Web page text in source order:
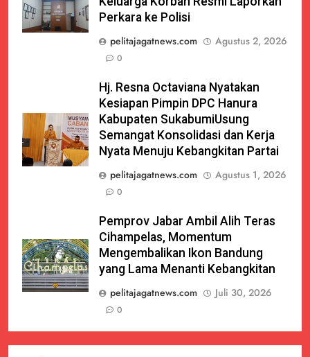
Perkara ke Polisi
pelitajagatnews.com
Agustus 2, 2026
0
Hj. Resna Octaviana Nyatakan
Kesiapan Pimpin DPC Hanura
Kabupaten SukabumiUsung
Semangat Konsolidasi dan Kerja
Nyata Menuju Kebangkitan Partai
pelitajagatnews.com
Agustus 1, 2026
0
Pemprov Jabar Ambil Alih Teras
Cihampelas, Momentum
Mengembalikan Ikon Bandung
yang Lama Menanti Kebangkitan
pelitajagatnews.com
Juli 30, 2026
0